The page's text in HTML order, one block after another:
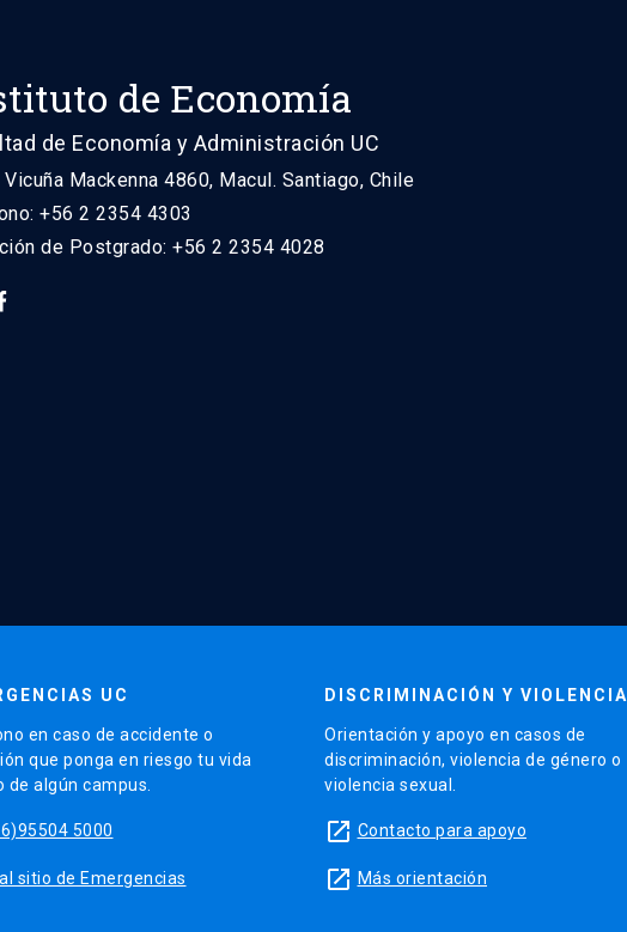
de Economía
de Economía y Administración UC
Vicuña Mackenna 4860, Macul. Santiago, Chile
+56 2 2354 4303
de Postgrado: +56 2 2354 4028
UC
en caso de accidente o
que ponga en riesgo tu vida
de algún campus.
5000
al sitio de Emergencias
DISCRIMINACIÓN Y VIOLENCIA
Orientación y apoyo en casos de
discriminación, violencia de género o
violencia sexual.
launch Contacto para apoyo
launch Más orientación